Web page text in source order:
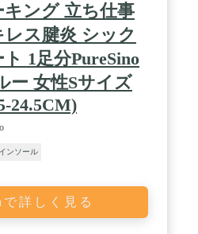
キング 立ち仕事
レス腱炎 シック
ト 1足分PureSino
ー 女性Sサイズ
24.5CM)
ンソール
詳しく見る